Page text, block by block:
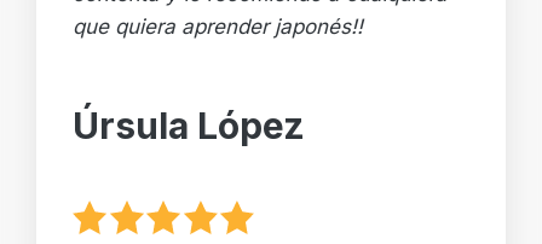
que quiera aprender japonés!!
Úrsula López